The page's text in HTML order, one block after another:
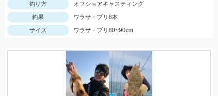
釣り方
オフショアキャスティング
釣果
ワラサ・ブリ8本
サイズ
ワラサ・ブリ80~90cm